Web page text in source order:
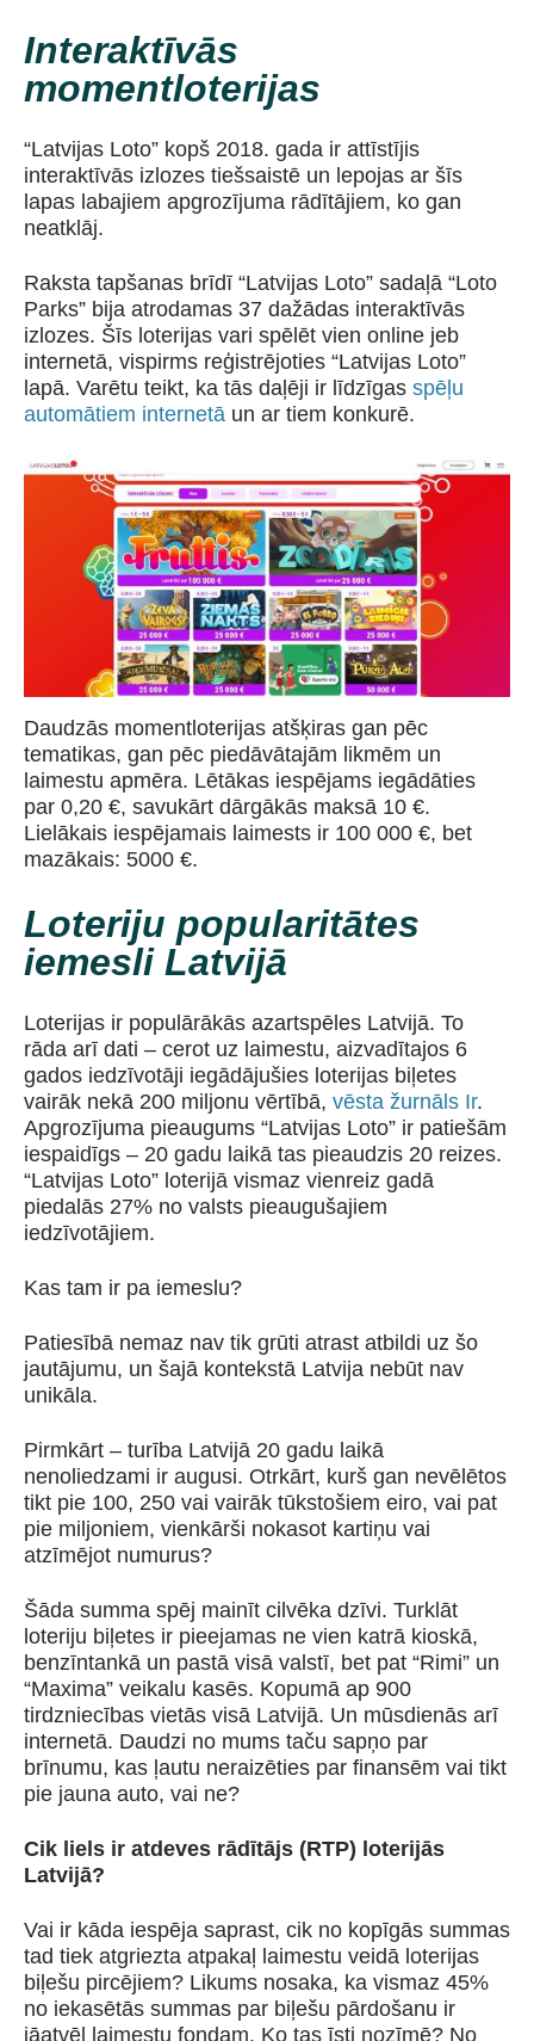
Interaktīvās
momentloterijas
“Latvijas Loto” kopš 2018. gada ir attīstījis
interaktīvās izlozes tiešsaistē un lepojas ar šīs
lapas labajiem apgrozījuma rādītājiem, ko gan
neatklāj.
Raksta tapšanas brīdī “Latvijas Loto” sadaļā “Loto
Parks” bija atrodamas 37 dažādas interaktīvās
izlozes. Šīs loterijas vari spēlēt vien online jeb
internetā, vispirms reģistrējoties “Latvijas Loto”
lapā. Varētu teikt, ka tās daļēji ir līdzīgas spēļu
automātiem internetā un ar tiem konkurē.
Daudzās momentloterijas atšķiras gan pēc
tematikas, gan pēc piedāvātajām likmēm un
laimestu apmēra. Lētākas iespējams iegādāties
par 0,20 €, savukārt dārgākās maksā 10 €.
Lielākais iespējamais laimests ir 100 000 €, bet
mazākais: 5000 €.
Loteriju popularitātes
iemesli Latvijā
Loterijas ir populārākās azartspēles Latvijā. To
rāda arī dati – cerot uz laimestu, aizvadītajos 6
gados iedzīvotāji iegādājušies loterijas biļetes
vairāk nekā 200 miljonu vērtībā, vēsta žurnāls Ir.
Apgrozījuma pieaugums “Latvijas Loto” ir patiešām
iespaidīgs – 20 gadu laikā tas pieaudzis 20 reizes.
“Latvijas Loto” loterijā vismaz vienreiz gadā
piedalās 27% no valsts pieaugušajiem
iedzīvotājiem.
Kas tam ir pa iemeslu?
Patiesībā nemaz nav tik grūti atrast atbildi uz šo
jautājumu, un šajā kontekstā Latvija nebūt nav
unikāla.
Pirmkārt – turība Latvijā 20 gadu laikā
nenoliedzami ir augusi. Otrkārt, kurš gan nevēlētos
tikt pie 100, 250 vai vairāk tūkstošiem eiro, vai pat
pie miljoniem, vienkārši nokasot kartiņu vai
atzīmējot numurus?
Šāda summa spēj mainīt cilvēka dzīvi. Turklāt
loteriju biļetes ir pieejamas ne vien katrā kioskā,
benzīntankā un pastā visā valstī, bet pat “Rimi” un
“Maxima” veikalu kasēs. Kopumā ap 900
tirdzniecības vietās visā Latvijā. Un mūsdienās arī
internetā. Daudzi no mums taču sapņo par
brīnumu, kas ļautu neraizēties par finansēm vai tikt
pie jauna auto, vai ne?
Cik liels ir atdeves rādītājs (RTP) loterijās
Latvijā?
Vai ir kāda iespēja saprast, cik no kopīgās summas
tad tiek atgriezta atpakaļ laimestu veidā loterijas
biļešu pircējiem? Likums nosaka, ka vismaz 45%
no iekasētās summas par biļešu pārdošanu ir
jāatvēl laimestu fondam. Ko tas īsti nozīmē? No